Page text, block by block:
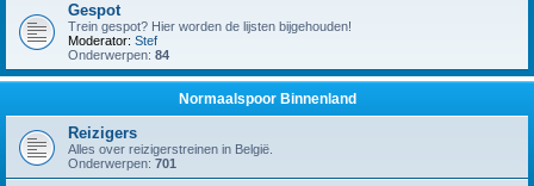
Gespot
Trein gespot? Hier worden de lijsten bijgehouden!
Moderator: Stef
Onderwerpen: 84
Normaalspoor Binnenland
Reizigers
Alles over reizigerstreinen in België.
Onderwerpen: 701